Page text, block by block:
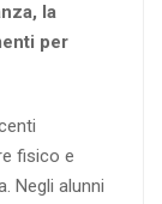
la
per
fisico e
Negli alunni